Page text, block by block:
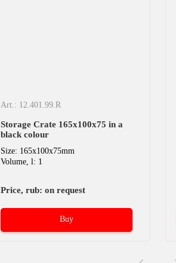
Art.: 12.401.99.R
Storage Crate 165х100х75 in a
black colour
Size: 165x100x75mm
Volume, l: 1
Price, rub: on request
Buy